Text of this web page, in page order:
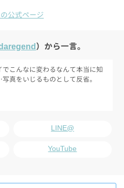
公式ページ
）から一言。
でこんなに変わるなんて本当に知
真をいじるものとして反省。
LINE@
YouTube